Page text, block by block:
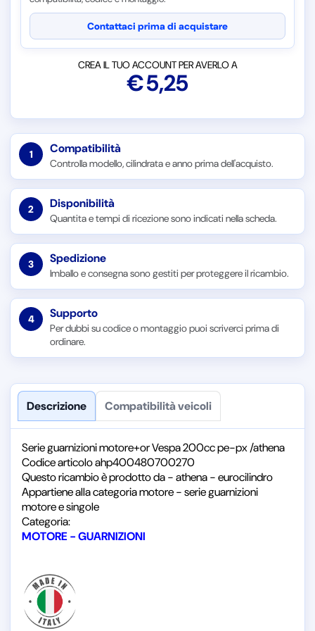
Contattaci prima di acquistare
CREA IL TUO ACCOUNT PER AVERLO A
€5,25
1 Compatibilità
Controlla modello, cilindrata e anno prima dell'acquisto.
2 Disponibilità
Quantita e tempi di ricezione sono indicati nella scheda.
3 Spedizione
Imballo e consegna sono gestiti per proteggere il ricambio.
4 Supporto
Per dubbi su codice o montaggio puoi scriverci prima di
ordinare.
Descrizione Compatibilità veicoli
Serie guarnizioni motore+or Vespa 200cc pe-px /athena
Codice articolo ahp400480700270
Questo ricambio è prodotto da - athena - eurocilindro
Appartiene alla categoria motore - serie guarnizioni
motore e singole
Categoria:
MOTORE - GUARNIZIONI